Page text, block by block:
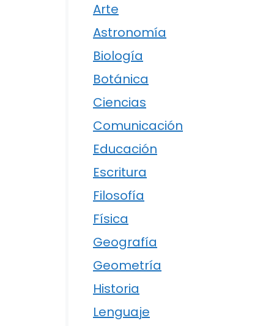
Arte
Astronomía
Biología
Botánica
Ciencias
Comunicación
Educación
Escritura
Filosofía
Física
Geografía
Geometría
Historia
Lenguaje